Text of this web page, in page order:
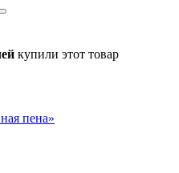
купили этот товар
пена»